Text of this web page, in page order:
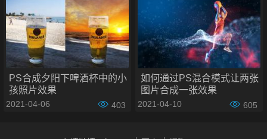
单击天空边上的小箭头，选择一个自己喜欢的天空进行替换。
选择好后单击确定。
PS合成夕阳下啤酒杯中的小
孩照片效果
2021-04-06 403
如何通过PS混合模式让两张
图片合成一张效果
2021-04-10 605